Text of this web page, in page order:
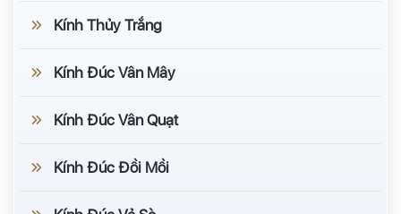
Kính Thủy Trắng
Kính Đúc Vân Mây
Kính Đúc Vân Quạt
Kính Đúc Đồi Mồi